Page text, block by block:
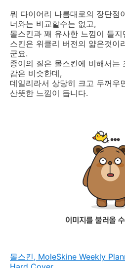
뭐 다이어리 나름대로의 장단점
너와는 비교할수는 없고,
몰스킨과 꽤 유사한 느낌이 들
스킨은 위클리 버전의 얇은것이
군요.
종이의 질은 몰스킨에 비해서는
감은 비슷한데,
데일리라서 상당히 크고 두꺼우
산뜻한 느낌이 듭니다.
몰스킨, MoleSkine Weekly